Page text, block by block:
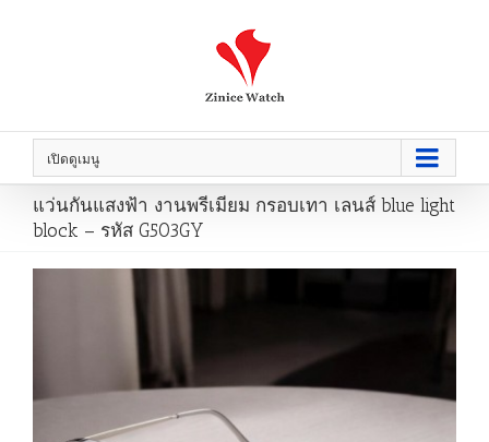
เปิดดูเมนู
แว่นกันแสงฟ้า งานพรีเมียม กรอบเทา เลนส์ blue light
block – รหัส G503GY